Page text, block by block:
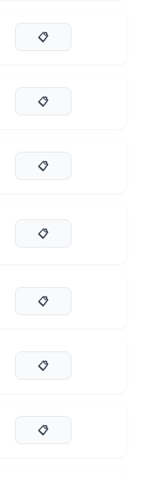
📋
📋
📋
📋
📋
📋
📋